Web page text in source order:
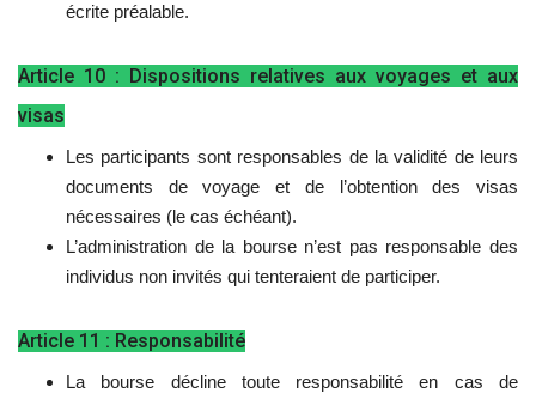
écrite préalable.
Article 10 : Dispositions relatives aux voyages et aux
visas
Les participants sont responsables de la validité de leurs
documents de voyage et de l’obtention des visas
nécessaires (le cas échéant).
L’administration de la bourse n’est pas responsable des
individus non invités qui tenteraient de participer.
Article 11 : Responsabilité
La bourse décline toute responsabilité en cas de